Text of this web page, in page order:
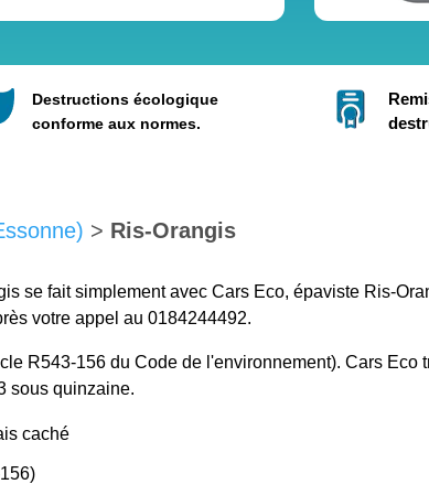
Destructions écologique
conforme aux normes.
> Ris-Orangis
se fait simplement avec Cars Eco, épaviste Ris-
votre appel au 0184244492.
R543-156 du Code de l'environnement). Cars
sous quinzaine.
caché